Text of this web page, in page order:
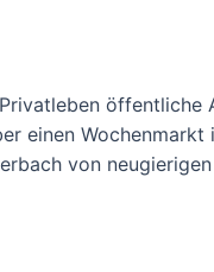
öffentliche
einen
von